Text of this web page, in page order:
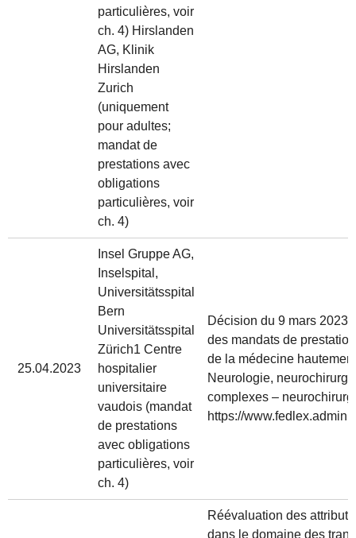
particulières, voir
ch. 4) Hirslanden
AG, Klinik
Hirslanden
Zurich
(uniquement
pour adultes;
mandat de
prestations avec
obligations
particulières, voir
ch. 4)
25.04.2023
Insel Gruppe AG,
Inselspital,
Universitätsspital
Bern
Universitätsspital
Zürich1 Centre
hospitalier
universitaire
vaudois (mandat
de prestations
avec obligations
particulières, voir
ch. 4)
Décision du 9 mars 2023
des mandats de
de la médecine
Neurologie,
complexes –
https://
Réévaluation des
dans le domaine des